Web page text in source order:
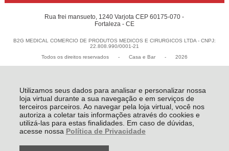
Utilizamos seus dados para analisar e personalizar nossa
loja virtual durante a sua navegação e em serviços de
terceiros parceiros. Ao navegar pela loja virtual, você nos
autoriza a coletar tais informações através do cookies e
utilizá-las para estas finalidades. Em caso de dúvidas,
acesse nossa Política de Privacidade
Rua frei mansueto, 1240 Varjota CEP 60175-070 -
Fortaleza - CE
B2G MEDICAL COMERCIO DE PRODUTOS MEDICOS E CIRURGICOS LTDA - CNPJ:
22.808.990/0001-21
Todos os direitos reservados
- Casa e Bar - 2026